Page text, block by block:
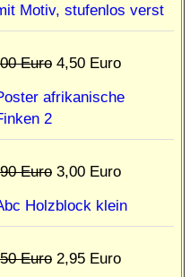
Motiv, stufenlos verst
Euro 4,50 Euro
afrikanische
2
Euro 3,00 Euro
Holzblock klein
Euro 2,95 Euro